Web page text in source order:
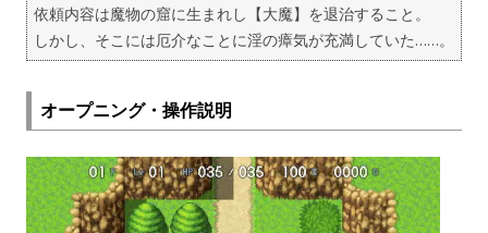
依頼内容は魔物の窟に生まれし【大魔】を退治すること。
しかし、そこには厄介なことに淫の瘴気が充満していた……。
オープニング・操作説明